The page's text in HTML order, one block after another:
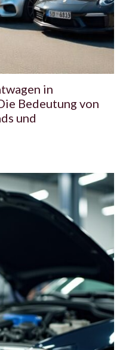
in
Bedeutung von
und